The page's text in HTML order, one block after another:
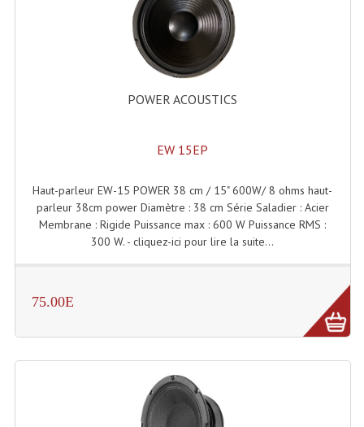
Pieds De Levage
Ponts - Portiques
Praticable Et Accessoires
Structures
Structures Carrées
Flight Case Plasma Et Écran LCD
Flight Case Régie
POWER ACOUSTICS
EW 15EP
Haut-parleur EW-15 POWER 38 cm / 15" 600W/ 8 ohms haut-
parleur 38cm power Diamètre : 38 cm Série Saladier : Acier
Membrane : Rigide Puissance max : 600 W Puissance RMS :
300 W. - cliquez-ici pour lire la suite...
75.00E